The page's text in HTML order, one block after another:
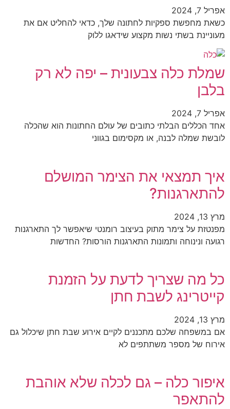
אפריל 7, 2024
כשאת מחפשת ספקיות לחתונה שלך, כדאי להחליט אם את
מעוניינת בשתי נשות מקצוע שידאגו ללוק
שמלת כלה צבעונית – יפה לא רק
בלבן
אפריל 7, 2024
אחד הכללים הבלתי כתובים של עולם החתונות הוא שהכלה
לובשת שמלה לבנה, או מקסימום בגווני
איך תמצאי את הצימר המושלם
להתארגנות?
מרץ 13, 2024
מפנטזת על צימר מתוק בעיצוב רומנטי שיאפשר לך התארגנות
רגועה ונינוחה ותמונות התארגנות הורסות? החדשות
כל מה שצריך לדעת על הזמנת
קייטרינג לשבת חתן
מרץ 13, 2024
אם במשפחה שלכם מתכננים לקיים אירוע שבת חתן שיכלול גם
אירוח של מספר משתתפים לא
איפור כלה – גם לכלה שלא אוהבת
להתאפר